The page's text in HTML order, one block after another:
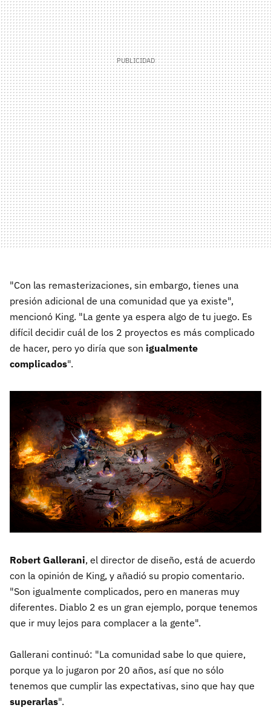
"Con las remasterizaciones, sin embargo, tienes una
presión adicional de una comunidad que ya existe",
mencionó King. "La gente ya espera algo de tu juego. Es
difícil decidir cuál de los 2 proyectos es más complicado
de hacer, pero yo diría que son igualmente
complicados".
Robert Gallerani, el director de diseño, está de acuerdo
con la opinión de King, y añadió su propio comentario.
"Son igualmente complicados, pero en maneras muy
diferentes. Diablo 2 es un gran ejemplo, porque tenemos
que ir muy lejos para complacer a la gente".
Gallerani continuó: "La comunidad sabe lo que quiere,
porque ya lo jugaron por 20 años, así que no sólo
tenemos que cumplir las expectativas, sino que hay que
superarlas".